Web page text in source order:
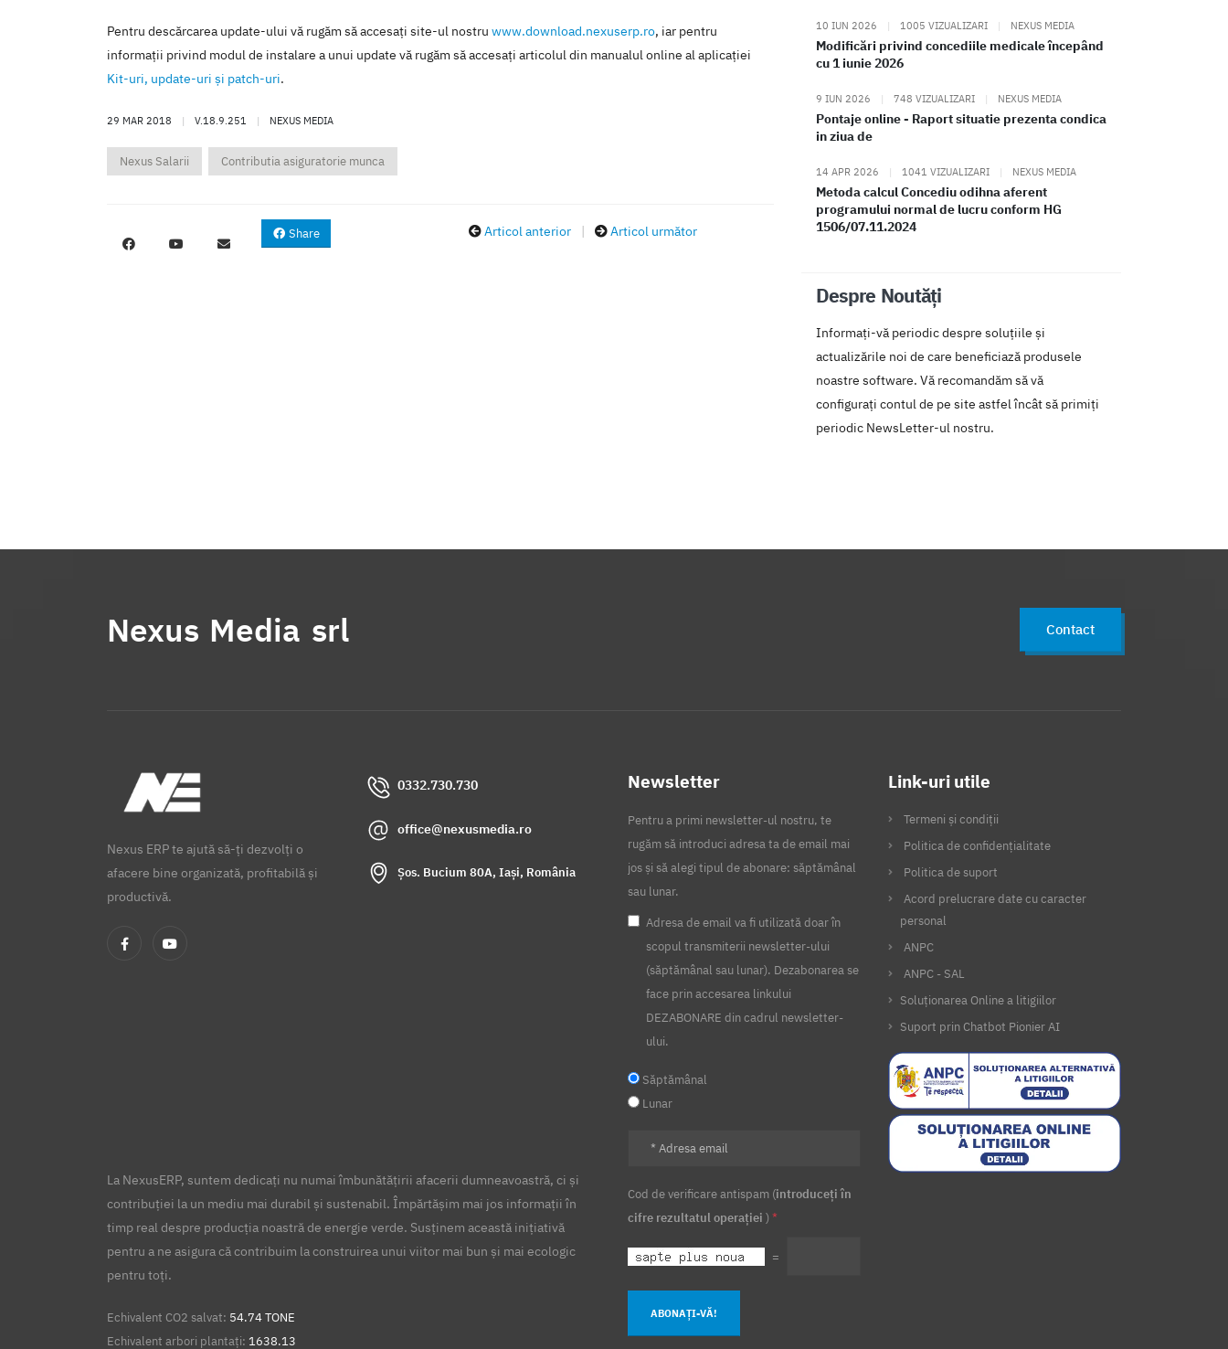
Pentru descărcarea update-ului vă rugăm să accesaţi site-ul nostru www.download.nexuserp.ro, iar pentru
informaţii privind modul de instalare a unui update vă rugăm să accesaţi articolul din manualul online al aplicaţiei
Kit-uri, update-uri şi patch-uri.
29 MAR 2018 | V.18.9.251 | NEXUS MEDIA
Nexus Salarii Contributia asiguratorie munca
Share Articol anterior | Articol următor
10 IUN 2026 | 1005 VIZUALIZARI | NEXUS MEDIA
Modificări privind concediile medicale începând
cu 1 iunie 2026
9 IUN 2026 | 748 VIZUALIZARI | NEXUS MEDIA
Pontaje online - Raport situatie prezenta condica
in ziua de
14 APR 2026 | 1041 VIZUALIZARI | NEXUS MEDIA
Metoda calcul Concediu odihna aferent
programului normal de lucru conform HG
1506/07.11.2024
Despre Noutăți
Informați-vă periodic despre soluțiile și
actualizările noi de care beneficiază produsele
noastre software. Vă recomandăm să vă
configurați contul de pe site astfel încât să primiți
periodic NewsLetter-ul nostru.
Nexus Media srl Contact
Nexus ERP te ajută să-ți dezvolți o
afacere bine organizată, profitabilă și
productivă.
0332.730.730
office@nexusmedia.ro
Șos. Bucium 80A, Iași, România
Newsletter
Pentru a primi newsletter-ul nostru, te
rugăm să introduci adresa ta de email mai
jos și să alegi tipul de abonare: săptămânal
sau lunar.
Adresa de email va fi utilizată doar în
scopul transmiterii newsletter-ului
(săptămânal sau lunar). Dezabonarea se
face prin accesarea linkului
DEZABONARE din cadrul newsletter-
ului.
Săptămânal
Lunar
Cod de verificare antispam (introduceți în
cifre rezultatul operației ) *
=
ABONAȚI-VĂ!
Link-uri utile
Termeni și condiții
Politica de confidențialitate
Politica de suport
Acord prelucrare date cu caracter
personal
ANPC
ANPC - SAL
Soluționarea Online a litigiilor
Suport prin Chatbot Pionier AI
La NexusERP, suntem dedicați nu numai îmbunătățirii afacerii dumneavoastră, ci și
contribuției la un mediu mai durabil și sustenabil. Împărtășim mai jos informații în
timp real despre producția noastră de energie verde. Susținem această inițiativă
pentru a ne asigura că contribuim la construirea unui viitor mai bun și mai ecologic
pentru toți.
Echivalent CO2 salvat: 54.74 TONE
Echivalent arbori plantați: 1638.13